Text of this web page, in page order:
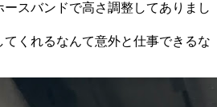
スバンドで高さ調整してありまし
くれるなんて意外と仕事できるな